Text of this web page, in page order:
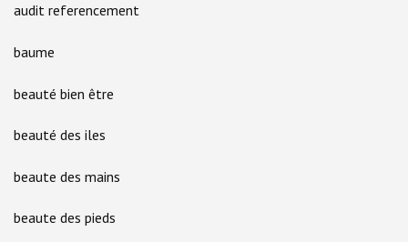
audit referencement
baume
beauté bien être
beauté des iles
beaute des mains
beaute des pieds